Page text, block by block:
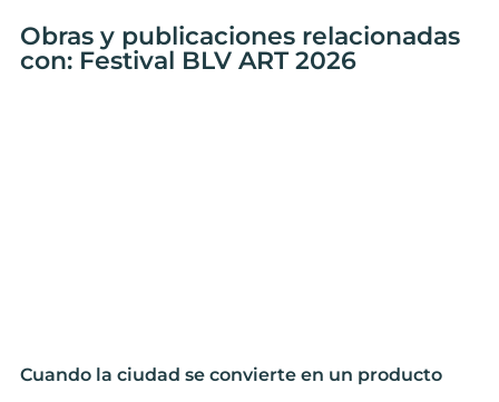
Obras y publicaciones relacionadas
con: Festival BLV ART 2026
Cuando la ciudad se convierte en un producto